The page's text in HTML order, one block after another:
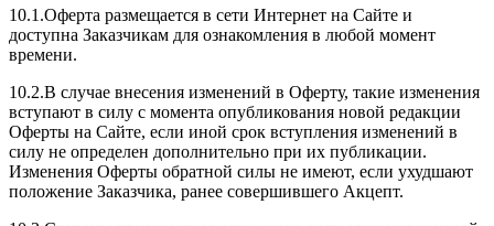
10.1.Оферта размещается в сети Интернет на Сайте и
доступна Заказчикам для ознакомления в любой момент
времени.
10.2.В случае внесения изменений в Оферту, такие изменения
вступают в силу с момента опубликования новой редакции
Оферты на Сайте, если иной срок вступления изменений в
силу не определен дополнительно при их публикации.
Изменения Оферты обратной силы не имеют, если ухудшают
положение Заказчика, ранее совершившего Акцепт.